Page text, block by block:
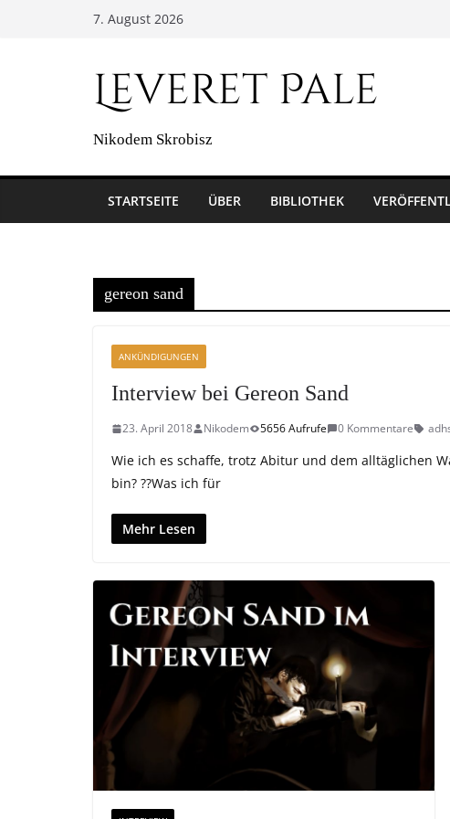
7. August 2026
Leveret Pale
Nikodem Skrobisz
STARTSEITE ÜBER BIBLIOTHEK
gereon sand
ANKÜNDIGUNGEN
Interview bei Gereon Sand
23. April 2018 Nikodem 5656 Aufrufe 0 Kommentare
Wie ich es schaffe, trotz Abitur und dem alltäglichen
bin? ??Was ich für
Mehr Lesen